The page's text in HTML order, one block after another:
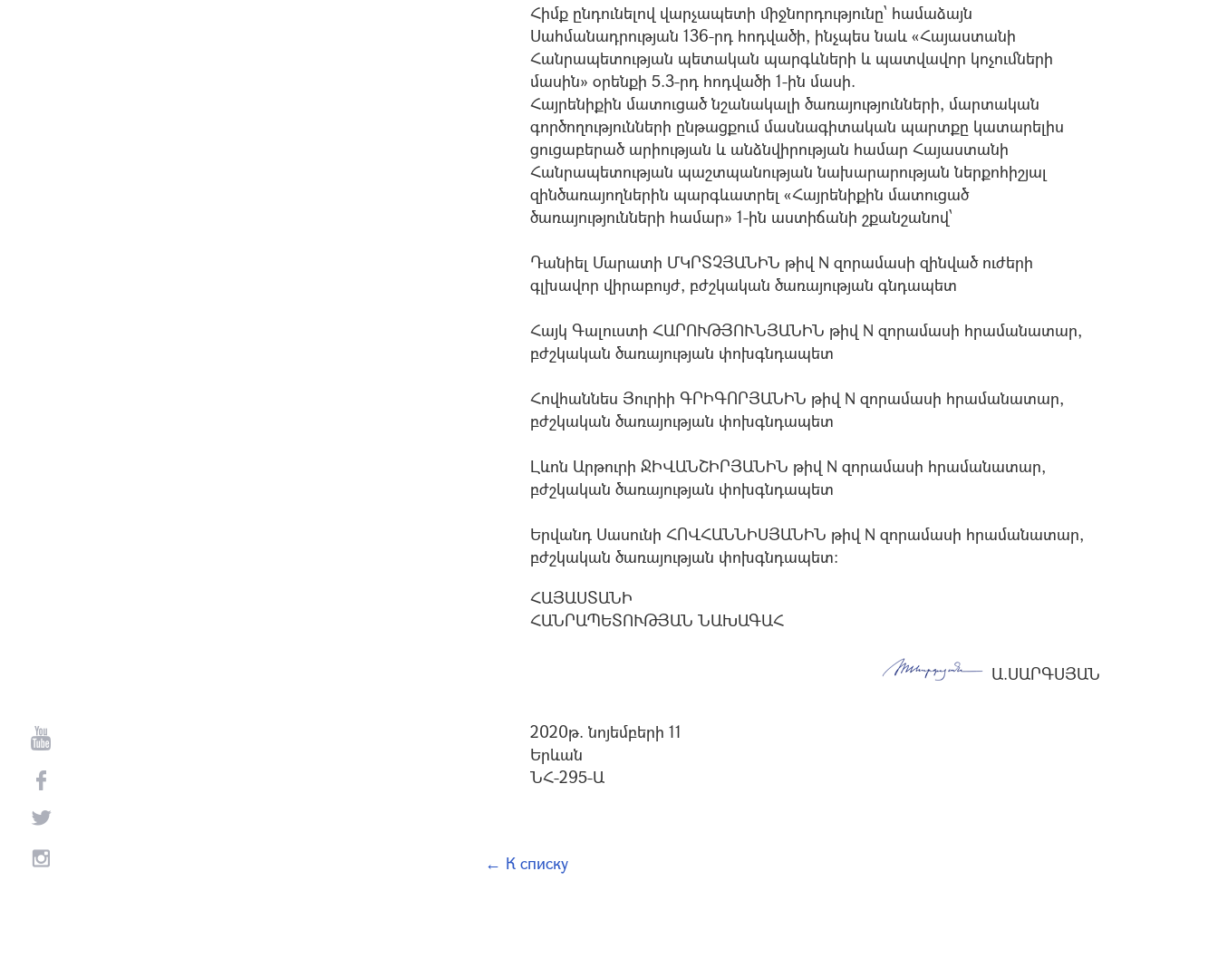
Հիմք ընդունելով վարչապետի միջնորդությունը՝ համաձայն
Սահմանադրության 136-րդ հոդվածի, ինչպես նաև «Հայաստանի
Հանրապետության պետական պարգևների և պատվավոր կոչումների
մասին» օրենքի 5.3-րդ հոդվածի 1-ին մասի.
Հայրենիքին մատուցած նշանակալի ծառայությունների, մարտական
գործողությունների ընթացքում մասնագիտական պարտքը կատարելիս
ցուցաբերած արիության և անձնվիրության համար Հայաստանի
Հանրապետության պաշտպանության նախարարության ներքոհիշյալ
զինծառայողներին պարգևատրել «Հայրենիքին մատուցած
ծառայությունների համար» 1-ին աստիճանի շքանշանով՝
Դանիել Մարատի ՄԿՐՏՉՅԱՆԻՆ թիվ N զորամասի զինված ուժերի
գլխավոր վիրաբույժ, բժշկական ծառայության գնդապետ
Հայկ Գալուստի ՀԱՐՈՒԹՅՈՒՆՅԱՆԻՆ թիվ N զորամասի հրամանատար,
բժշկական ծառայության փոխգնդապետ
Հովհաննես Յուրիի ԳՐԻԳՈՐՅԱՆԻՆ թիվ N զորամասի հրամանատար,
բժշկական ծառայության փոխգնդապետ
Լևոն Արթուրի ՋԻՎԱՆՇԻՐՅԱՆԻՆ թիվ N զորամասի հրամանատար,
բժշկական ծառայության փոխգնդապետ
Երվանդ Սասունի ՀՈՎՀԱՆՆԻՍՅԱՆԻՆ թիվ N զորամասի հրամանատար,
բժշկական ծառայության փոխգնդապետ:
ՀԱՅԱՍՏԱՆԻ
ՀԱՆՐԱՊԵՏՈՒԹՅԱՆ ՆԱԽԱԳԱՀ
Ա.ՍԱՐԳՍՅԱՆ
2020թ. նոյեմբերի 11
Երևան
ՆՀ-295-Ա
← К списку